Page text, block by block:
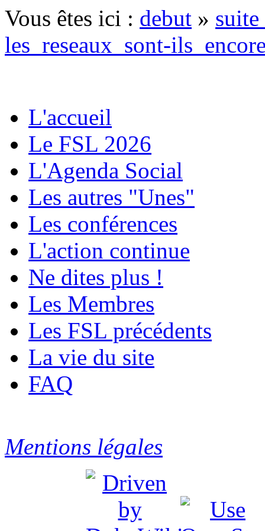
Vous êtes ici : debut »
les_reseaux_sont-
L'accueil
Le FSL 2026
L'Agenda Social
Les autres "Unes"
Les conférences
L'action continue
Ne dites plus !
Les Membres
Les FSL précédents
La vie du site
FAQ
Mentions légales